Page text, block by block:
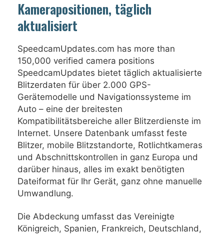
Kamerapositionen, täglich
aktualisiert
SpeedcamUpdates.com has more than
150,000 verified camera positions
SpeedcamUpdates bietet täglich aktualisierte
Blitzerdaten für über 2.000 GPS-
Gerätemodelle und Navigationssysteme im
Auto – eine der breitesten
Kompatibilitätsbereiche aller Blitzerdienste im
Internet. Unsere Datenbank umfasst feste
Blitzer, mobile Blitzstandorte, Rotlichtkameras
und Abschnittskontrollen in ganz Europa und
darüber hinaus, alles im exakt benötigten
Dateiformat für Ihr Gerät, ganz ohne manuelle
Umwandlung.
Die Abdeckung umfasst das Vereinigte
Königreich, Spanien, Frankreich, Deutschland,